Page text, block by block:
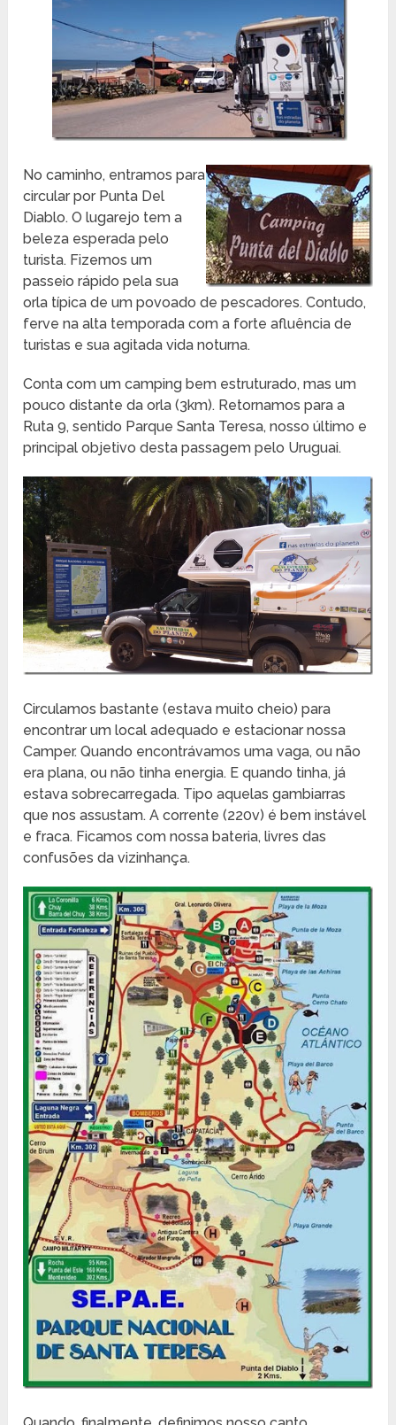
No caminho, entramos para
circular por Punta Del
Diablo. O lugarejo tem a
beleza esperada pelo
turista. Fizemos um
passeio rápido pela sua
orla típica de um povoado de pescadores. Contudo,
ferve na alta temporada com a forte afluência de
turistas e sua agitada vida noturna.
Conta com um camping bem estruturado, mas um
pouco distante da orla (3km). Retornamos para a
Ruta 9, sentido Parque Santa Teresa, nosso último e
principal objetivo desta passagem pelo Uruguai.
Circulamos bastante (estava muito cheio) para
encontrar um local adequado e estacionar nossa
Camper. Quando encontrávamos uma vaga, ou não
era plana, ou não tinha energia. E quando tinha, já
estava sobrecarregada. Tipo aquelas gambiarras
que nos assustam. A corrente (220v) é bem instável
e fraca. Ficamos com nossa bateria, livres das
confusões da vizinhança.